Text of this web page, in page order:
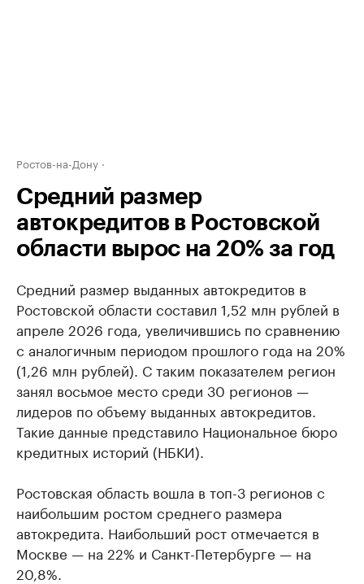
Ростов-на-Дону
Средний размер
автокредитов в Ростовской
области вырос на 20% за год
Средний размер выданных автокредитов в
Ростовской области составил 1,52 млн рублей в
апреле 2026 года, увеличившись по сравнению
с аналогичным периодом прошлого года на 20%
(1,26 млн рублей). С таким показателем регион
занял восьмое место среди 30 регионов —
лидеров по объему выданных автокредитов.
Такие данные представило Национальное бюро
кредитных историй (НБКИ).
Ростовская область вошла в топ-3 регионов с
наибольшим ростом среднего размера
автокредита. Наибольший рост отмечается в
Москве — на 22% и Санкт-Петербурге — на
20,8%.